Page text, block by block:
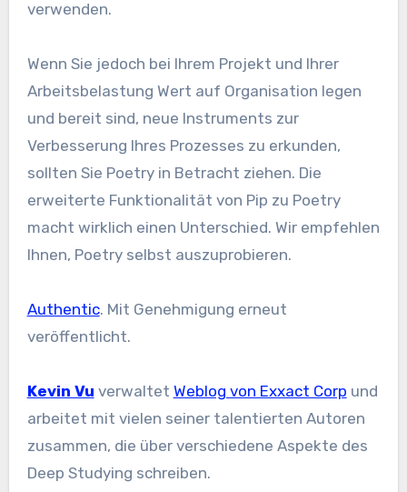
verwenden.
Wenn Sie jedoch bei Ihrem Projekt und Ihrer
Arbeitsbelastung Wert auf Organisation legen
und bereit sind, neue Instruments zur
Verbesserung Ihres Prozesses zu erkunden,
sollten Sie Poetry in Betracht ziehen. Die
erweiterte Funktionalität von Pip zu Poetry
macht wirklich einen Unterschied. Wir empfehlen
Ihnen, Poetry selbst auszuprobieren.
Authentic. Mit Genehmigung erneut
veröffentlicht.
Kevin Vu verwaltet Weblog von Exxact Corp und
arbeitet mit vielen seiner talentierten Autoren
zusammen, die über verschiedene Aspekte des
Deep Studying schreiben.